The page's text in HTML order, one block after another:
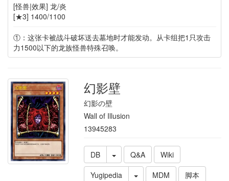
[怪兽|效果] 龙/炎
[★3] 1400/1100
①：这张卡被战斗破坏送去墓地时才能发动。从卡组把1只攻击
力1500以下的龙族怪兽特殊召唤。
幻影壁
幻影の壁
Wall of Illusion
13945283
DB Q&A
Wiki
Yugipedia
MDM
脚本